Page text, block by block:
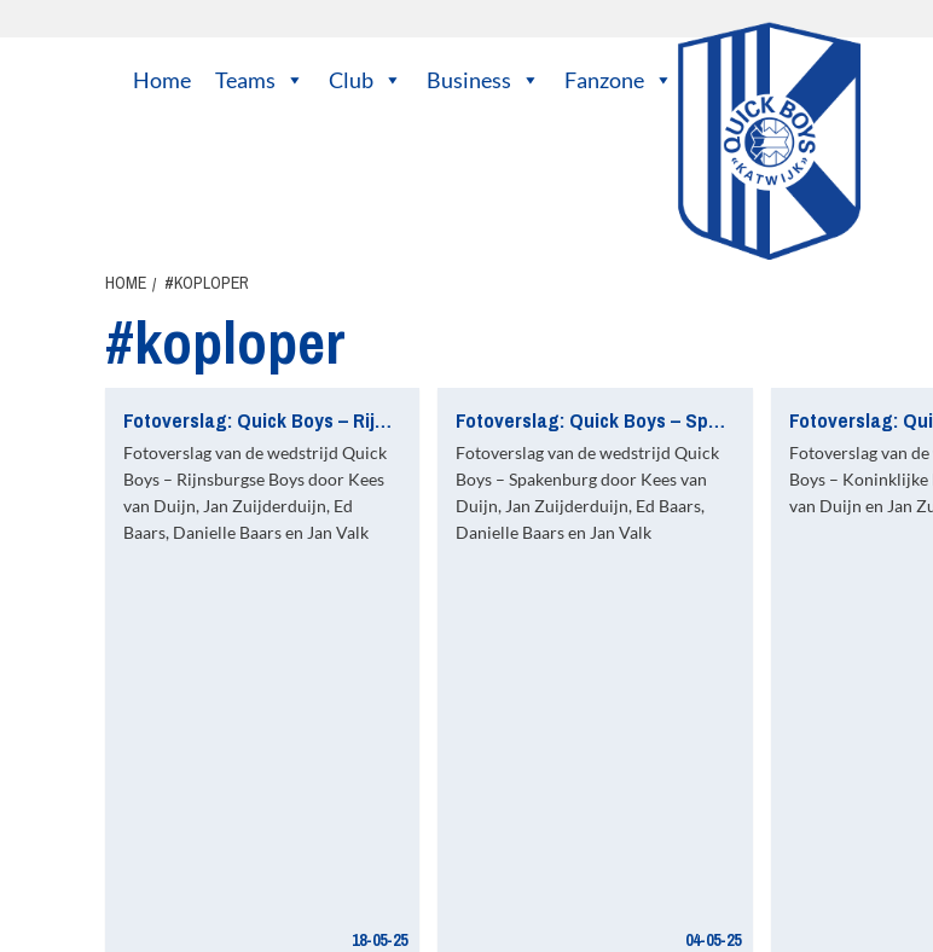
Home Teams Club Business Fanzone
HOME #KOPLOPER
#koploper
Fotoverslag: Quick Boys – Rijnsburgse Boys
Fotoverslag van de wedstrijd Quick
Boys – Rijnsburgse Boys door Kees
van Duijn, Jan Zuijderduijn, Ed
Baars, Danielle Baars en Jan Valk
18-05-25
Fotoverslag: Quick Boys – Spakenburg
Fotoverslag van de wedstrijd Quick
Boys – Spakenburg door Kees van
Duijn, Jan Zuijderduijn, Ed Baars,
Danielle Baars en Jan Valk
04-05-25
Fotoverslag van
Boys – Koninklijke
van Duijn en Jan